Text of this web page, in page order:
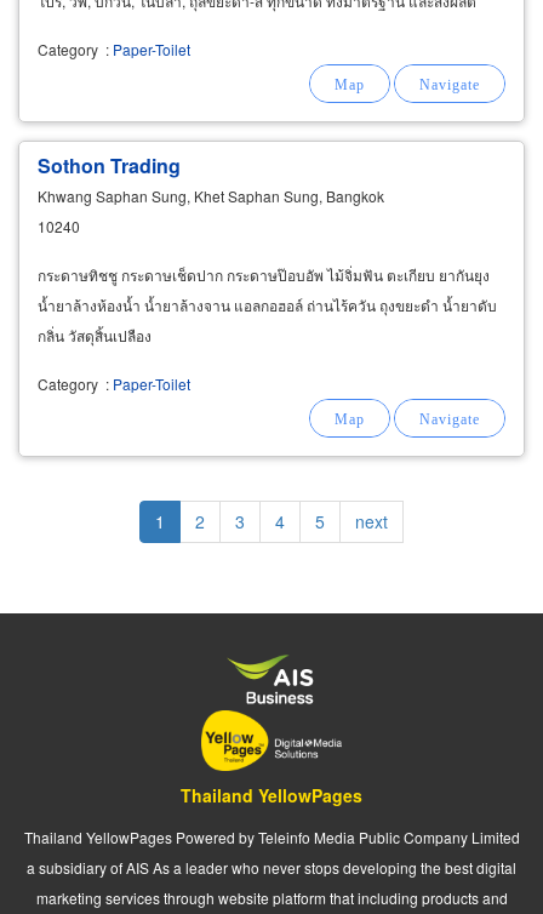
Category : Paper-Toilet
Sothon Trading
Khwang Saphan Sung, Khet Saphan Sung, Bangkok
10240
กระดาษทิชชู กระดาษเช็ดปาก กระดาษป๊อบอัพ ไม้จิ่มฟัน ตะเกียบ ยากันยุง
น้ำยาล้างห้องน้ำ น้ำยาล้างจาน แอลกอฮอล์ ถ่านไร้ควัน ถุงขยะดำ น้ำยาดับ
กลิ่น วัสดุสิ้นเปลือง
Category : Paper-Toilet
Pagination Current
page
1 Page
2 Page
3 Page
4 Page
5
Next
page
next
Thailand YellowPages
Thailand YellowPages Powered by Teleinfo Media Public Company Limited
a subsidiary of AIS As a leader who never stops developing the best digital
marketing services through website platform that including products and